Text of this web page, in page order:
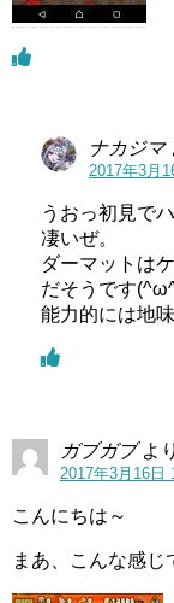
ナカジマ
2017年3月
うおっ初見で
凄いぜ。
ダーマットは
だそうです
能力的には地
ガブガブ よ
2017年3月16日
こんにちは～
まあ、こんな感じ